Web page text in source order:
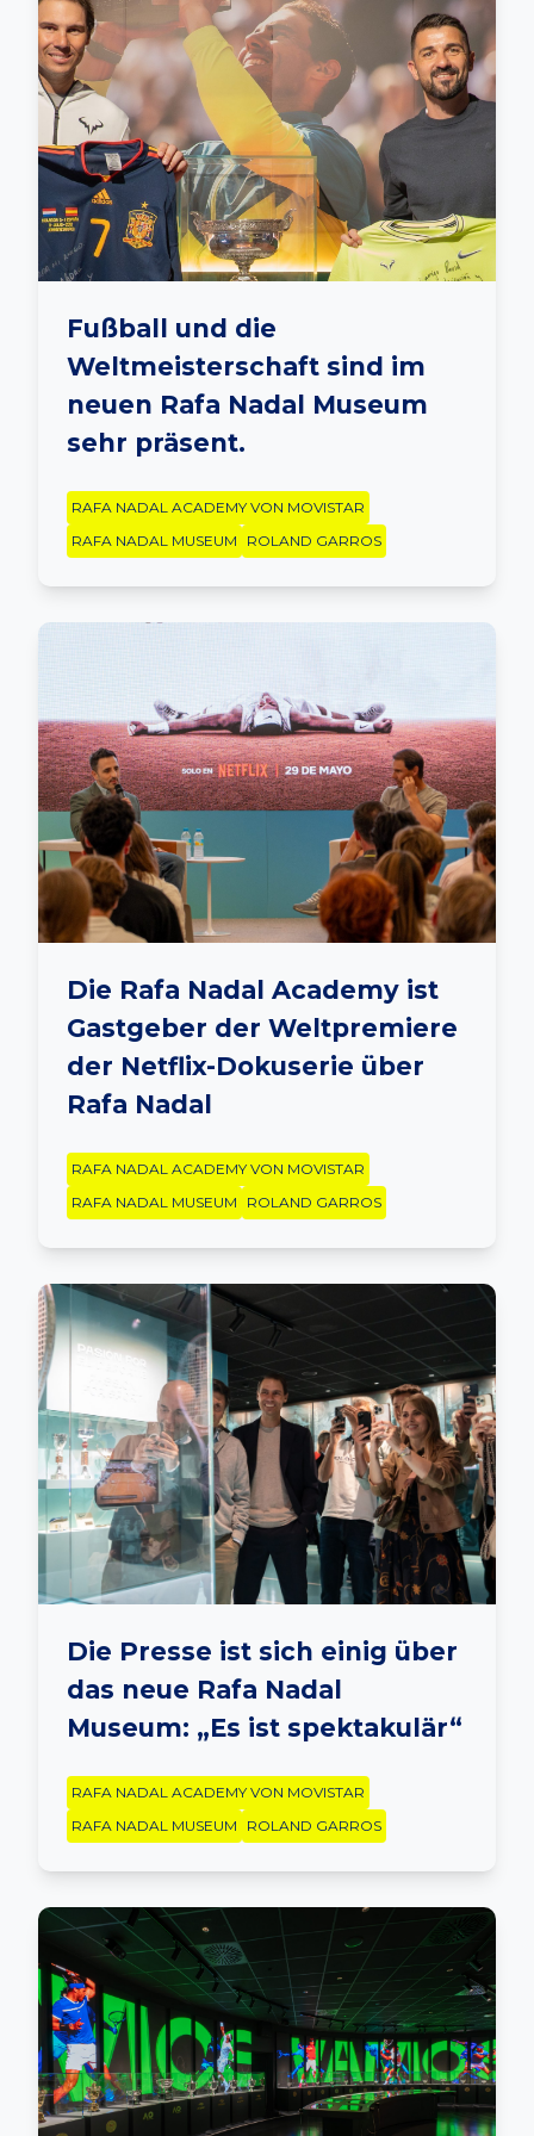
Fußball und die
Weltmeisterschaft sind im
neuen Rafa Nadal Museum
sehr präsent.
RAFA NADAL ACADEMY VON MOVISTAR
RAFA NADAL MUSEUM
ROLAND GARROS
Die Rafa Nadal Academy ist
Gastgeber der Weltpremiere
der Netflix-Dokuserie über
Rafa Nadal
RAFA NADAL ACADEMY VON MOVISTAR
RAFA NADAL MUSEUM
ROLAND GARROS
Die Presse ist sich einig über
das neue Rafa Nadal
Museum: „Es ist spektakulär“
RAFA NADAL ACADEMY VON MOVISTAR
RAFA NADAL MUSEUM
ROLAND GARROS